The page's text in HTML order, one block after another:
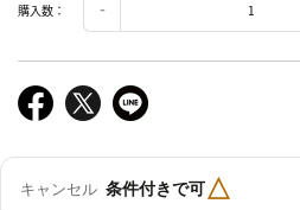
購入数：
キャンセル 条件付きで可△